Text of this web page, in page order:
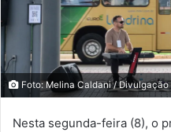
Foto: Melina Caldani / Divulgação
Nesta segunda-feira (8), o